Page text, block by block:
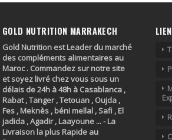
GOLD NUTRITION MARRAKECH
Gold Nutrition est Leader du marché
des compléments alimentaires au
Maroc . Commandez sur notre site
et soyez livré chez vous sous un
délais de 24h à 48h à Casablanca ,
Rabat , Tanger , Tetouan , Oujda ,
Fes , Meknès , béni mellal , Safi , El
jadida , Agadir , Laayoune ... - La
Livraison la plus Rapide au